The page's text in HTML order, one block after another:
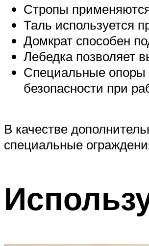
Стропы
Таль используется
Домкрат способен
Лебедка позволяет
Специальные опоры
безопасности при
В качестве
специальные